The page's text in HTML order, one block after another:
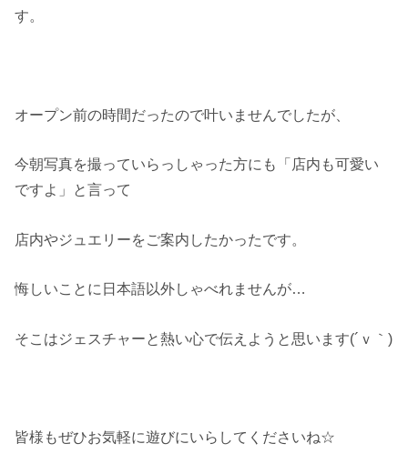
す。
オープン前の時間だったので叶いませんでしたが、
今朝写真を撮っていらっしゃった方にも「店内も可愛い
ですよ」と言って
店内やジュエリーをご案内したかったです。
悔しいことに日本語以外しゃべれませんが…
そこはジェスチャーと熱い心で伝えようと思います(´ｖ｀)
皆様もぜひお気軽に遊びにいらしてくださいね☆